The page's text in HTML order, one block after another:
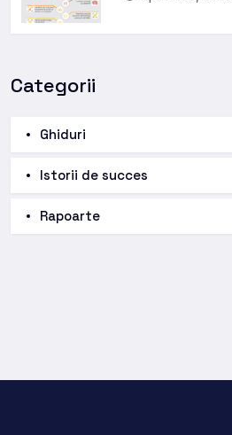
Categorii
Ghiduri
Istorii de succes
Rapoarte